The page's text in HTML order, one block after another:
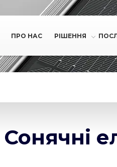
ПРО НАС РІШЕННЯ
Сонячні